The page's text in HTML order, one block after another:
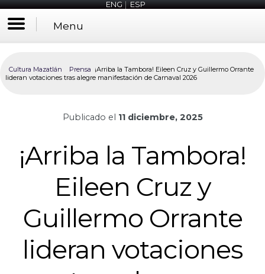
ENG|ESP
Menu
Cultura Mazatlán Prensa ¡Arriba la Tambora! Eileen Cruz y Guillermo Orrante
lideran votaciones tras alegre manifestación de Carnaval 2026
Publicado el 11 diciembre, 2025
¡Arriba la Tambora!
Eileen Cruz y
Guillermo Orrante
lideran votaciones